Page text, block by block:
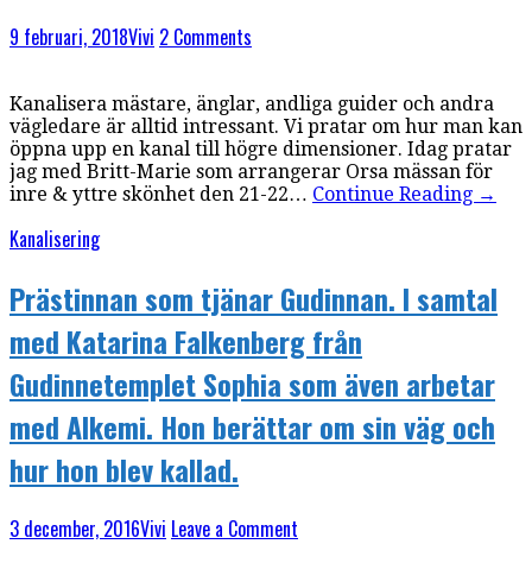
9 februari, 2018Vivi 2 Comments
Kanalisera mästare, änglar, andliga guider och andra
vägledare är alltid intressant. Vi pratar om hur man kan
öppna upp en kanal till högre dimensioner. Idag pratar
jag med Britt-Marie som arrangerar Orsa mässan för
inre & yttre skönhet den 21-22… Continue Reading →
Kanalisering
Prästinnan som tjänar Gudinnan. I samtal
med Katarina Falkenberg från
Gudinnetemplet Sophia som även arbetar
med Alkemi. Hon berättar om sin väg och
hur hon blev kallad.
3 december, 2016Vivi Leave a Comment